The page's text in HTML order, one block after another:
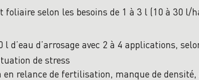
selon les besoins de 1 à 3 l (10 à 30 l/
l d’eau d’arrosage avec 2 à 4 applications,
de stress
en relance de fertilisation, manque de